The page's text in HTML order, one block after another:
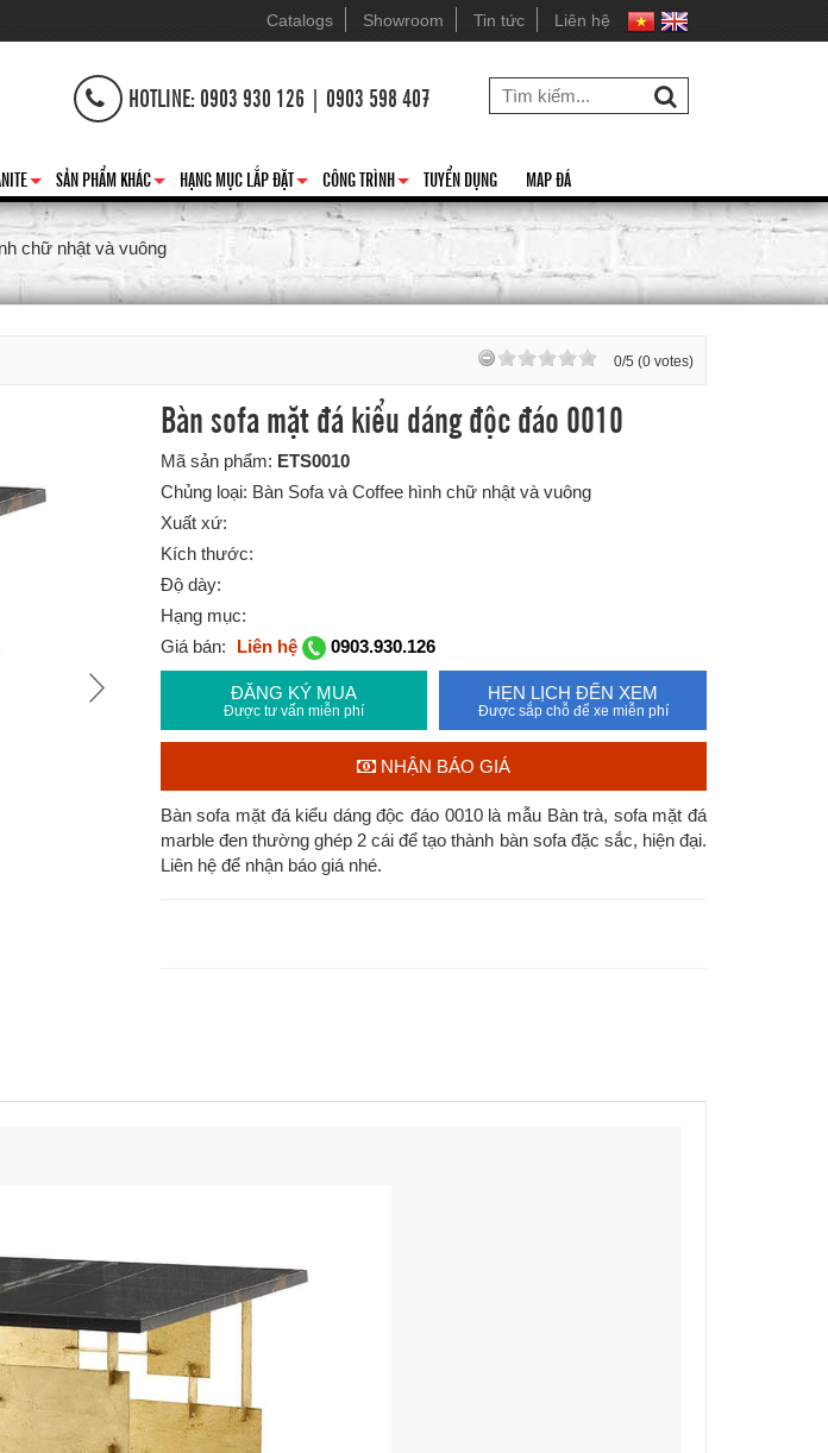
Catalogs Showroom Tin tức Liên hệ
HOTLINE: 0903 930 126 | 0903 598 407
+ +
SẢN PHẨM KHÁC
+
HẠNG MỤC LẮP ĐẶT
+
CÔNG TRÌNH TUYỂN DỤNG MAP ĐÁ
chữ nhật và vuông
0/5 (0 votes)
Bàn sofa mặt đá kiểu dáng độc đáo 0010
Mã sản phẩm: ETS0010
Chủng loại: Bàn Sofa và Coffee hình chữ nhật và vuông
Xuất xứ:
Kích thước:
Độ dày:
Hạng mục:
Giá bán:
Liên hệ 0903.930.126
ĐĂNG KÝ MUA
Được tư vấn miễn phí
HẸN LỊCH ĐẾN XEM
Được sắp chỗ để xe miễn phí
NHẬN BÁO GIÁ
Bàn sofa mặt đá kiểu dáng độc đáo 0010 là mẫu Bàn trà, sofa mặt đá
marble đen thường ghép 2 cái để tạo thành bàn sofa đặc sắc, hiện đại.
Liên hệ để nhận báo giá nhé.